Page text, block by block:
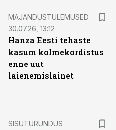
MAJANDUSTULEMUSED
30.07.26, 13:12
Hanza Eesti tehaste
kasum kolmekordistus
enne uut
laienemislainet
SISUTURUNDUS